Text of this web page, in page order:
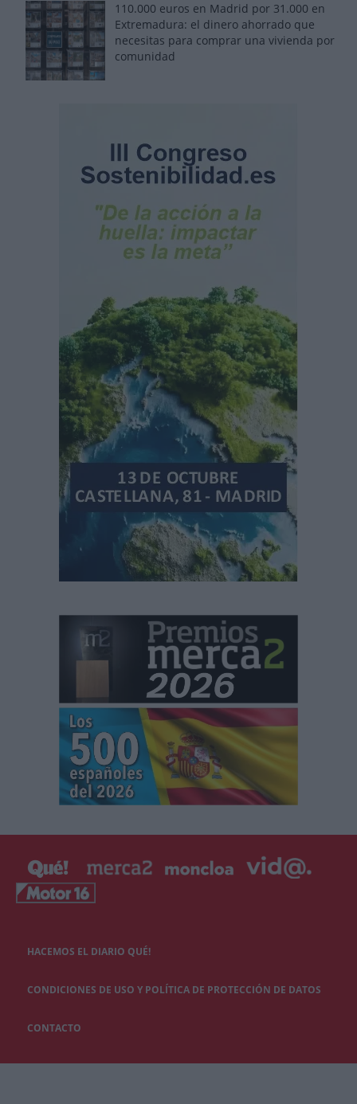
110.000 euros en Madrid por 31.000 en
Extremadura: el dinero ahorrado que
necesitas para comprar una vivienda por
comunidad
HACEMOS EL DIARIO QUÉ!
CONDICIONES DE USO Y POLÍTICA DE PROTECCIÓN DE DATOS
CONTACTO